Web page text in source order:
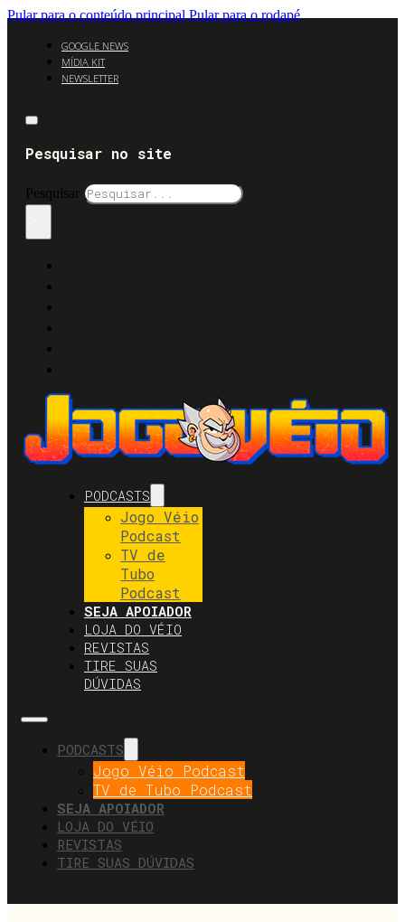
Pular para o conteúdo principal Pular para o rodapé
GOOGLE NEWS
MÍDIA KIT
NEWSLETTER
Pesquisar no site
Pesquisar
PODCASTS
Jogo Véio
Podcast
TV de
Tubo
Podcast
SEJA APOIADOR
LOJA DO VÉIO
REVISTAS
TIRE SUAS
DÚVIDAS
PODCASTS
Jogo Véio Podcast
TV de Tubo Podcast
SEJA APOIADOR
LOJA DO VÉIO
REVISTAS
TIRE SUAS DÚVIDAS